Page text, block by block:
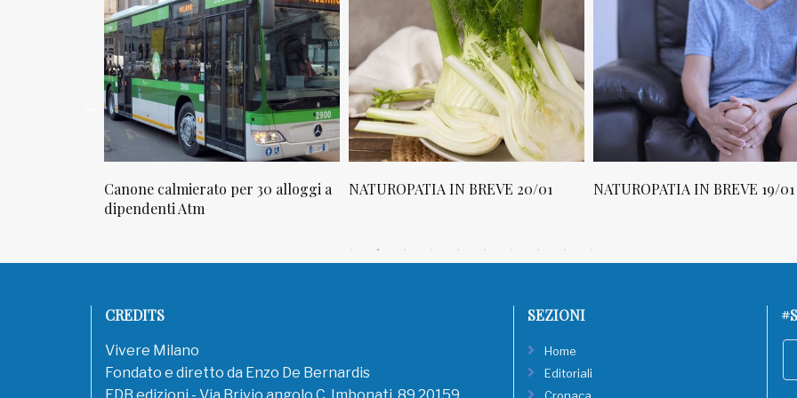
NATUROPATIA IN BREVE 20/01 NATUROPATIA IN BREVE 19/01 NATUROPATIA IN BREVE 18/01
CREDITS
Vivere Milano
Fondato e diretto da Enzo De Bernardis
SEZIONI
Home
Editoriali